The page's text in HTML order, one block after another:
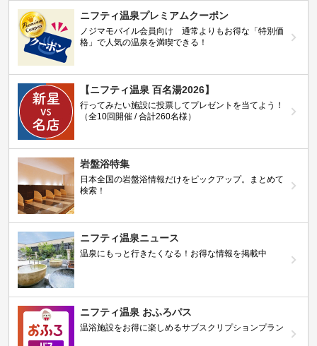
ニフティ温泉プレミアムクーポン
ノジマモバイル会員向け 通常よりもお得な「特別価
格」で人気の温泉を満喫できる！
【ニフティ温泉 百名湯2026】
行ってみたい施設に投票してプレゼントを当てよう！
（全10回開催 / 合計260名様）
岩盤浴特集
日本全国の岩盤浴情報だけをピックアップ。まとめて
検索！
ニフティ温泉ニュース
温泉にもっと行きたくなる！お得な情報を掲載中
ニフティ温泉 おふろパス
温浴施設をお得に楽しめるサブスクリプションプラン